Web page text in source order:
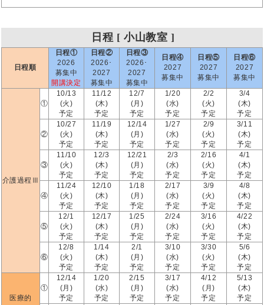
日程 [ 小山教室 ]
日程順
日程①
2026
募集中
開講決定
日程②
2026･
2027
募集中
日程③
2026･
2027
募集中
日程④
2027
募集中
日程⑤
2027
募集中
日程⑥
2027
募集中
介護過程Ⅲ
①
10/13
(火)
予定
11/12
(木)
予定
12/7
(月)
予定
1/20
(水)
予定
2/2
(火)
予定
3/4
(木)
予定
②
10/27
(火)
予定
11/19
(木)
予定
12/14
(月)
予定
1/27
(水)
予定
2/9
(火)
予定
3/11
(木)
予定
③
11/10
(火)
予定
12/3
(木)
予定
12/21
(月)
予定
2/3
(水)
予定
2/16
(火)
予定
4/1
(木)
予定
④
11/24
(火)
予定
12/10
(木)
予定
1/18
(月)
予定
2/17
(水)
予定
3/9
(火)
予定
4/8
(木)
予定
⑤
12/1
(火)
予定
12/17
(木)
予定
1/25
(月)
予定
2/24
(水)
予定
3/16
(火)
予定
4/22
(木)
予定
⑥
12/8
(火)
予定
1/14
(木)
予定
2/1
(月)
予定
3/10
(水)
予定
3/30
(火)
予定
5/6
(木)
予定
医療的
①
12/14
(月)
予定
1/20
(水)
予定
2/15
(月)
予定
3/17
(水)
予定
4/12
(月)
予定
5/13
(木)
予定